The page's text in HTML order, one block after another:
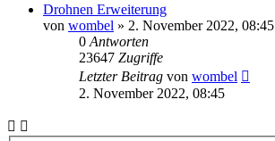
Drohnen Erweiterung
von wombel » 2. November 2022, 08:45
0 Antworten
23647 Zugriffe
Letzter Beitrag von wombel
2. November 2022, 08:45